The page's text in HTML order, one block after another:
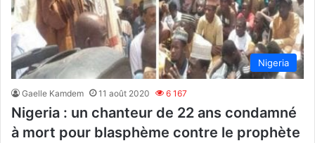
Nigeria
Gaelle Kamdem 11 août 2020 6 167
Nigeria : un chanteur de 22 ans condamné
à mort pour blasphème contre le prophète